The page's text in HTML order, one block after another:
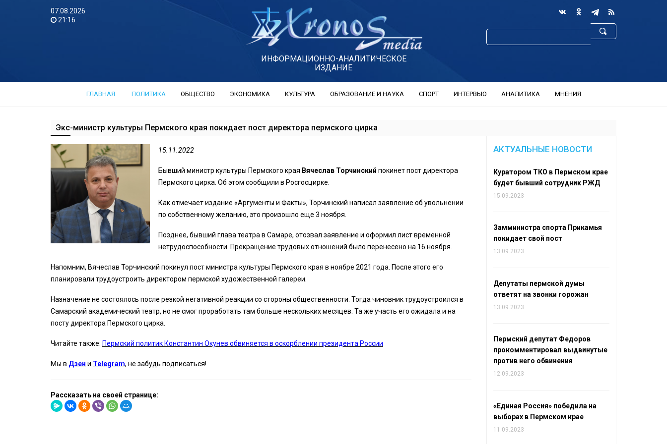
07.08.2026
21:16
ИНФОРМАЦИОННО-АНАЛИТИЧЕСКОЕ
ИЗДАНИЕ
ГЛАВНАЯ ПОЛИТИКА ОБЩЕСТВО ЭКОНОМИКА КУЛЬТУРА ОБРАЗОВАНИЕ И НАУКА СПОРТ ИНТЕРВЬЮ АНАЛИТИКА МНЕНИЯ
Экс-министр культуры Пермского края покидает пост директора пермского цирка
15.11.2022
Бывший министр культуры Пермского края Вячеслав Торчинский покинет пост директора
Пермского цирка. Об этом сообщили в Росгосцирке.
Как отмечает издание «Аргументы и Факты», Торчинский написал заявление об увольнении
по собственному желанию, это произошло еще 3 ноября.
Позднее, бывший глава театра в Самаре, отозвал заявление и оформил лист временной
нетрудоспособности. Прекращение трудовых отношений было перенесено на 16 ноября.
Напомним, Вячеслав Торчинский покинул пост министра культуры Пермского края в ноябре 2021 года. После этого его
планировали трудоустроить директором пермской художественной галереи.
Назначение не состоялось после резкой негативной реакции со стороны общественности. Тогда чиновник трудоустроился в
Самарский академический театр, но не смог проработать там больше нескольких месяцев. Та же участь его ожидала и на
посту директора Пермского цирка.
Читайте также: Пермский политик Константин Окунев обвиняется в оскорблении президента России
Мы в Дзен и Telegram, не забудь подписаться!
Рассказать на своей странице:
АКТУАЛЬНЫЕ НОВОСТИ
Куратором ТКО в Пермском крае
будет бывший сотрудник РЖД
15.09.2023
Замминистра спорта Прикамья
покидает свой пост
13.09.2023
Депутаты пермской думы
ответят на звонки горожан
13.09.2023
Пермский депутат Федоров
прокомментировал выдвинутые
против него обвинения
12.09.2023
«Единая Россия» победила на
выборах в Пермском крае
11.09.2023